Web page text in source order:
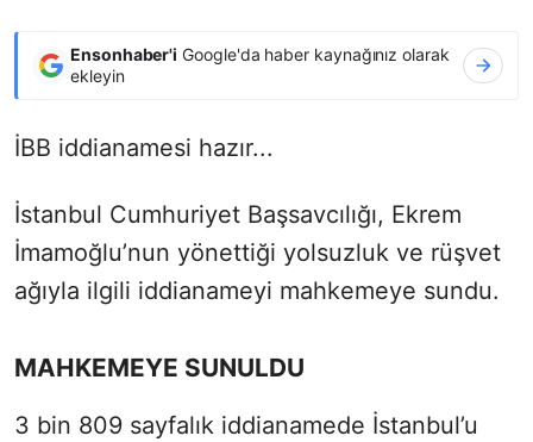
Ensonhaber'i Google'da haber kaynağınız olarak
ekleyin
İBB iddianamesi hazır...
İstanbul Cumhuriyet Başsavcılığı, Ekrem
İmamoğlu’nun yönettiği yolsuzluk ve rüşvet
ağıyla ilgili iddianameyi mahkemeye sundu.
MAHKEMEYE SUNULDU
3 bin 809 sayfalık iddianamede İstanbul’u